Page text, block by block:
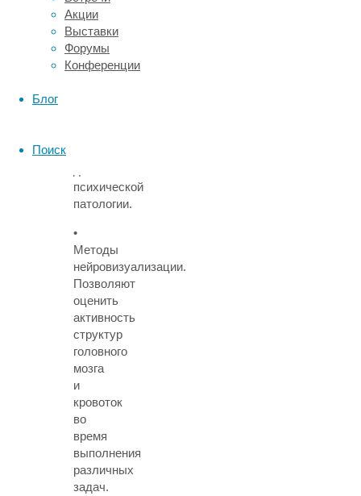
Акции
Выставки
Форумы
Конференции
Блог
Поиск
у
детей.
Электроэнцефалография
включена
психической
патологии.
•
Методы
нейровизуализации.
Позволяют
оценить
активность
структур
головного
мозга
и
кровоток
во
время
выполнения
различных
задач.